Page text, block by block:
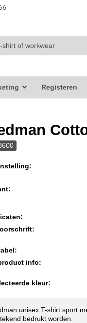
Registeren
info:
kleur:
unisex T-shirt sport
bedrukt worden.